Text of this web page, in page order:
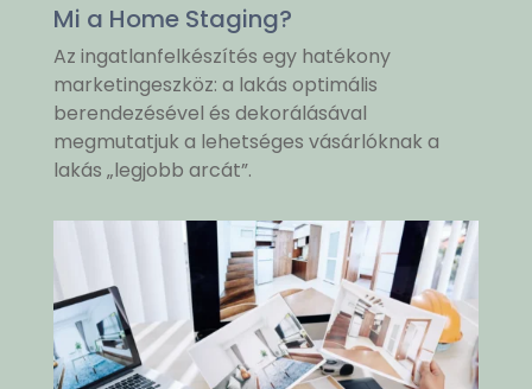
Mi a Home Staging?
Az ingatlanfelkészítés egy hatékony
marketingeszköz: a lakás optimális
berendezésével és dekorálásával
megmutatjuk a lehetséges vásárlóknak a
lakás „legjobb arcát”.